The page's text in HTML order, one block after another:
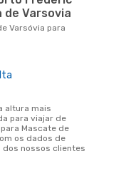
de Varsovia
para viajar de
Mascate de
os dados de
dos nossos clientes